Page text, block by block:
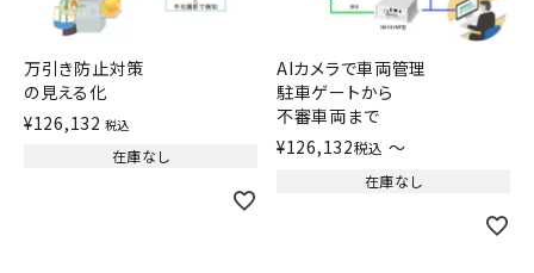
万引き防止対策
の見える化
¥126,132 税込
在庫なし
AIカメラで車両管理
駐車ゲートから
不審車両まで
¥126,132税込 〜
在庫なし